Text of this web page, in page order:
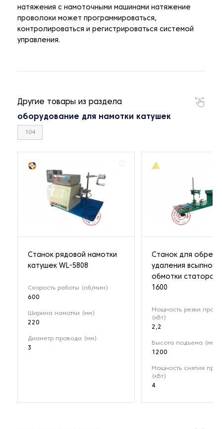
натяжения с намоточными машинами натяжение
проволоки может программироваться,
контролироваться и регистрироваться системой
управления.
Другие товары из раздела
оборудование для намотки катушек
104
Станок рядовой намотки
катушек WL-5808
Скорость работы (об/мин)
600
Ширина намотки (мм)
220
Диаметр провода (мм)
3
Станок для
удаления всыпной
обмотки статоров
1600
Мощность резки
(кВт)
2,2
Высота подъема (мм)
1200
Мощность снятия
(кВт)
4